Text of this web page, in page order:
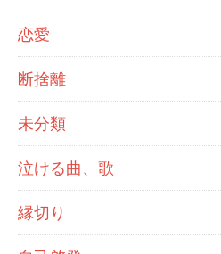
恋愛
断捨離
未分類
泣ける曲、歌
縁切り